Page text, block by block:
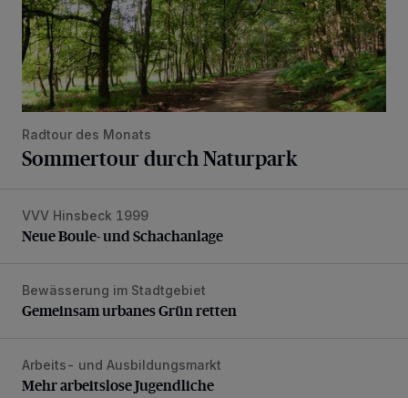
Radtour des Monats
Sommertour durch Naturpark
Neue Boule- und Schachanlage
VVV Hinsbeck 1999
Neue Boule- und Schachanlage
Gemeinsam urbanes Grün retten
Bewässerung im Stadtgebiet
Gemeinsam urbanes Grün retten
Mehr arbeitslose Jugendliche
Arbeits- und Ausbildungsmarkt
Mehr arbeitslose Jugendliche